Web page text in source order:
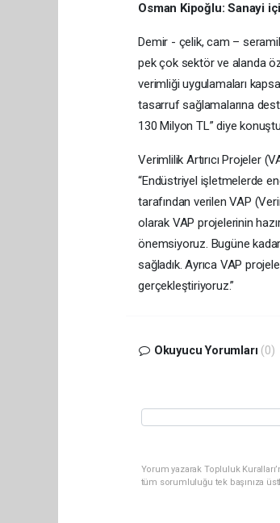
Osman Kipoğlu: Sanayi
Demir - çelik, cam –
pek çok sektör ve alanda
verimliği uygulamaları
tasarruf sağlamalarına
130 Milyon TL” diye
Verimlilik Artırıcı Projeler
“Endüstriyel işletmelerde
tarafından verilen VAP
olarak VAP projelerinin
önemsiyoruz. Bugüne kadar
sağladık. Ayrıca VAP
gerçekleştiriyoruz.”
Okuyucu Yorumları (0)
Yorum yazarak Topluluk
tüm sorumluluğu tek başınıza